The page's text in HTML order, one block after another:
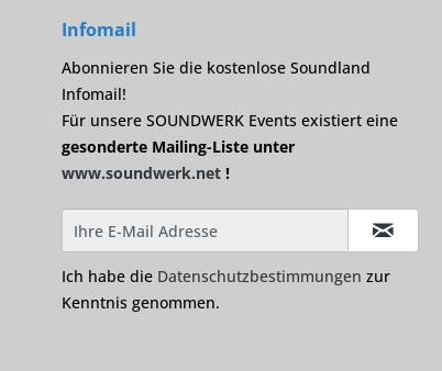
Infomail
Abonnieren Sie die kostenlose Soundland
Infomail!
Für unsere SOUNDWERK Events existiert eine
gesonderte Mailing-Liste unter
www.soundwerk.net !
Ich habe die Datenschutzbestimmungen zur
Kenntnis genommen.